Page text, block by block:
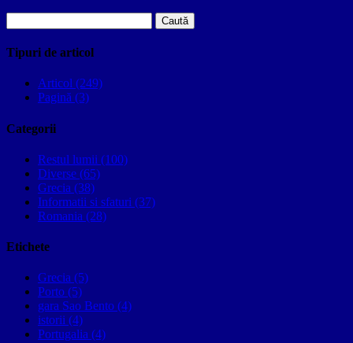
după:
Tipuri de articol
Articol (249)
Pagină (3)
Categorii
Restul lumii (100)
Diverse (65)
Grecia (38)
Informatii si sfaturi (37)
Romania (28)
Etichete
Grecia (5)
Porto (5)
gara Sao Bento (4)
istorii (4)
Portugalia (4)